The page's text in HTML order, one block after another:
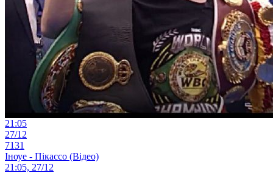
21:05
27/12
7131
Іноуе - Пікассо (Відео)
21:05, 27/12